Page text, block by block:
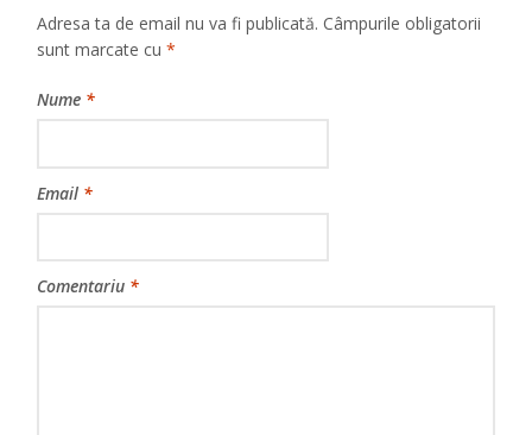
Adresa ta de email nu va fi publicată. Câmpurile obligatorii
sunt marcate cu*
Nume *
Email *
Comentariu *